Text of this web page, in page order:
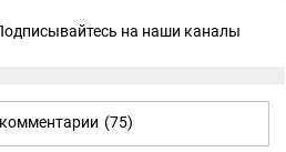
на наши каналы
(75)